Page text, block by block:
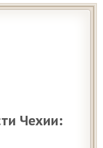
Чехии: